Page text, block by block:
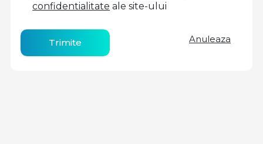
confidentialitate ale site-ului
Trimite Anuleaza